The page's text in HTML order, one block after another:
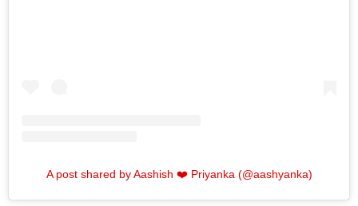
A post shared by Aashish ❤️ Priyanka (@aashyanka)